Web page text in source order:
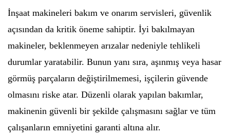
İnşaat makineleri bakım ve onarım servisleri, güvenlik
açısından da kritik öneme sahiptir. İyi bakılmayan
makineler, beklenmeyen arızalar nedeniyle tehlikeli
durumlar yaratabilir. Bunun yanı sıra, aşınmış veya hasar
görmüş parçaların değiştirilmemesi, işçilerin güvende
olmasını riske atar. Düzenli olarak yapılan bakımlar,
makinenin güvenli bir şekilde çalışmasını sağlar ve tüm
çalışanların emniyetini garanti altına alır.